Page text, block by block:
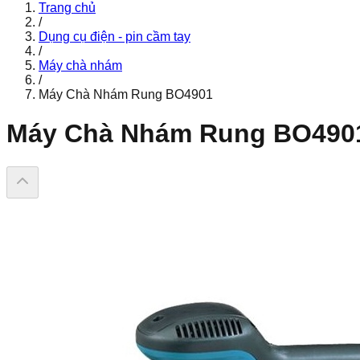
Trang chủ
/
Dụng cụ điện - pin cầm tay
/
Máy chà nhám
/
Máy Chà Nhám Rung BO4901
Máy Chà Nhám Rung